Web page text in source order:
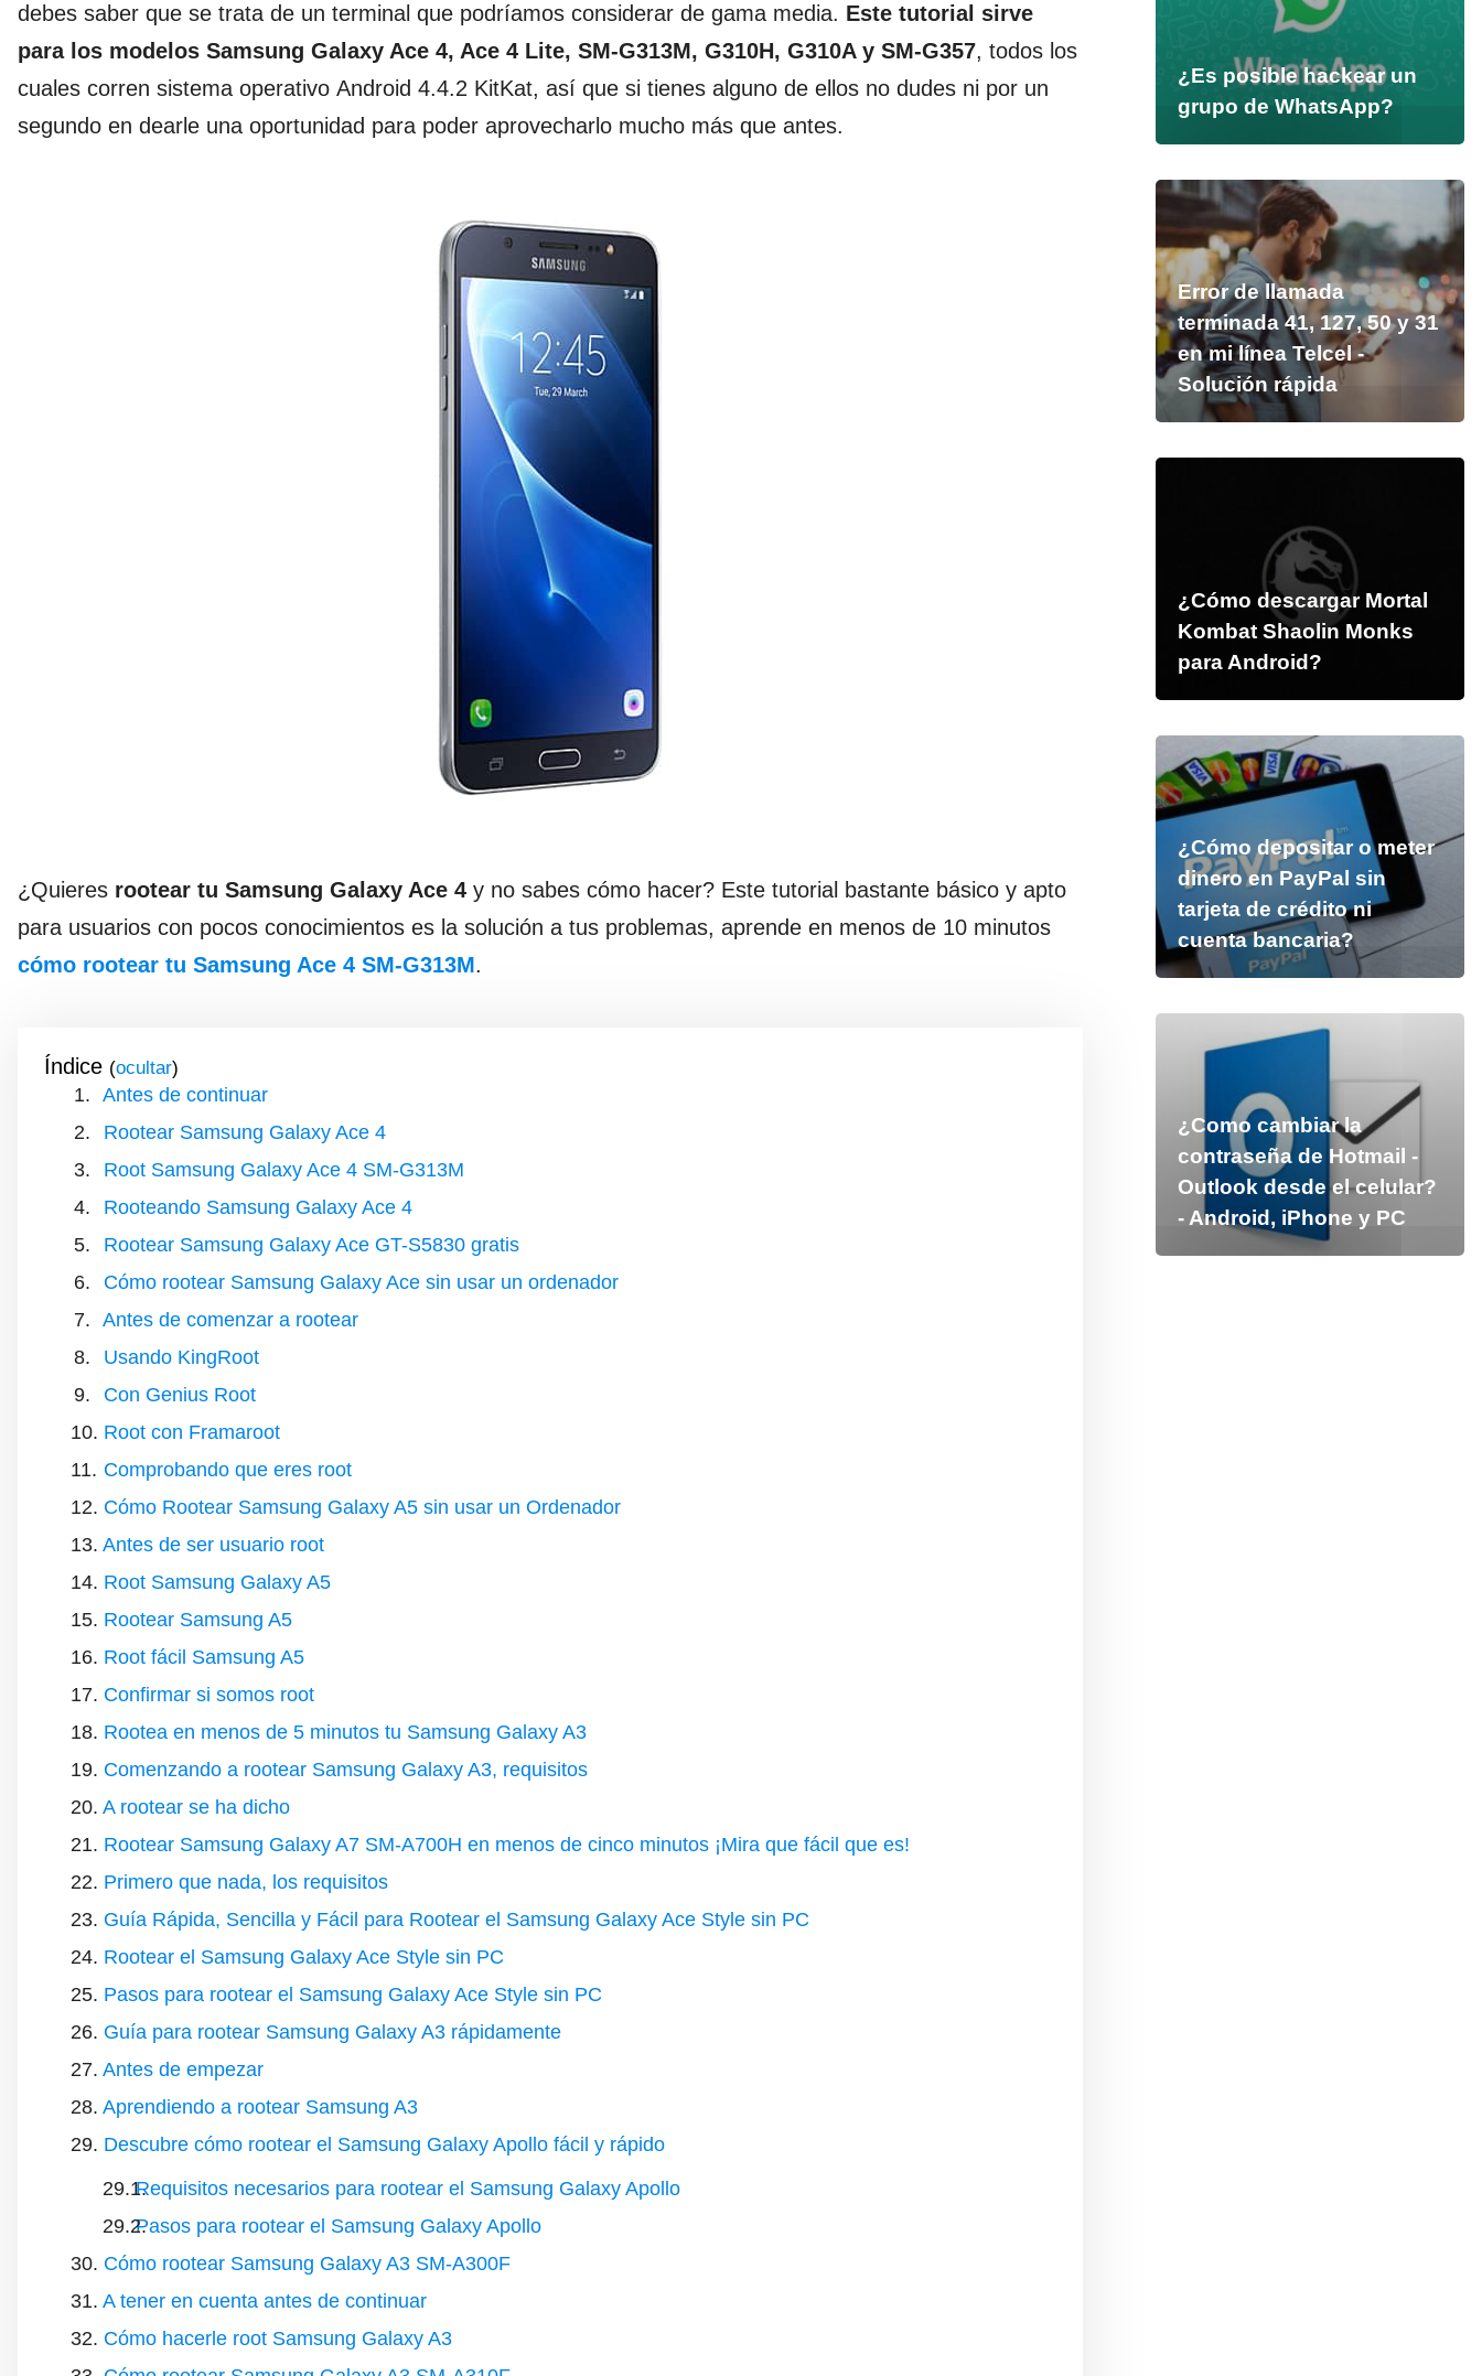
debes saber que se trata de un terminal que podríamos considerar de gama media. Este tutorial sirve
para los modelos Samsung Galaxy Ace 4, Ace 4 Lite, SM-G313M, G310H, G310A y SM-G357, todos los
cuales corren sistema operativo Android 4.4.2 KitKat, así que si tienes alguno de ellos no dudes ni por un
segundo en dearle una oportunidad para poder aprovecharlo mucho más que antes.
¿Quieres rootear tu Samsung Galaxy Ace 4 y no sabes cómo hacer? Este tutorial bastante básico y apto
para usuarios con pocos conocimientos es la solución a tus problemas, aprende en menos de 10 minutos
cómo rootear tu Samsung Ace 4 SM-G313M.
Índice ( )
Antes de continuar
Rootear Samsung Galaxy Ace 4
Root Samsung Galaxy Ace 4 SM-G313M
Rooteando Samsung Galaxy Ace 4
Rootear Samsung Galaxy Ace GT-S5830 gratis
Cómo rootear Samsung Galaxy Ace sin usar un ordenador
Antes de comenzar a rootear
Usando KingRoot
Con Genius Root
Root con Framaroot
Comprobando que eres root
Cómo Rootear Samsung Galaxy A5 sin usar un Ordenador
Antes de ser usuario root
Root Samsung Galaxy A5
Rootear Samsung A5
Root fácil Samsung A5
Confirmar si somos root
Rootea en menos de 5 minutos tu Samsung Galaxy A3
Comenzando a rootear Samsung Galaxy A3, requisitos
A rootear se ha dicho
Rootear Samsung Galaxy A7 SM-A700H en menos de cinco minutos ¡Mira que fácil que es!
Primero que nada, los requisitos
Guía Rápida, Sencilla y Fácil para Rootear el Samsung Galaxy Ace Style sin PC
Rootear el Samsung Galaxy Ace Style sin PC
Pasos para rootear el Samsung Galaxy Ace Style sin PC
Guía para rootear Samsung Galaxy A3 rápidamente
Antes de empezar
Aprendiendo a rootear Samsung A3
Descubre cómo rootear el Samsung Galaxy Apollo fácil y rápido
Requisitos necesarios para rootear el Samsung Galaxy Apollo
Pasos para rootear el Samsung Galaxy Apollo
Cómo rootear Samsung Galaxy A3 SM-A300F
A tener en cuenta antes de continuar
Cómo hacerle root Samsung Galaxy A3
¿Es posible hackear un
grupo de WhatsApp?
Error de llamada
terminada 41, 127, 50 y 31
en mi línea Telcel -
Solución rápida
¿Cómo descargar Mortal
Kombat Shaolin Monks
para Android?
¿Cómo depositar o meter
dinero en PayPal sin
tarjeta de crédito ni
cuenta bancaria?
¿Como cambiar la
contraseña de Hotmail -
Outlook desde el celular?
- Android, iPhone y PC